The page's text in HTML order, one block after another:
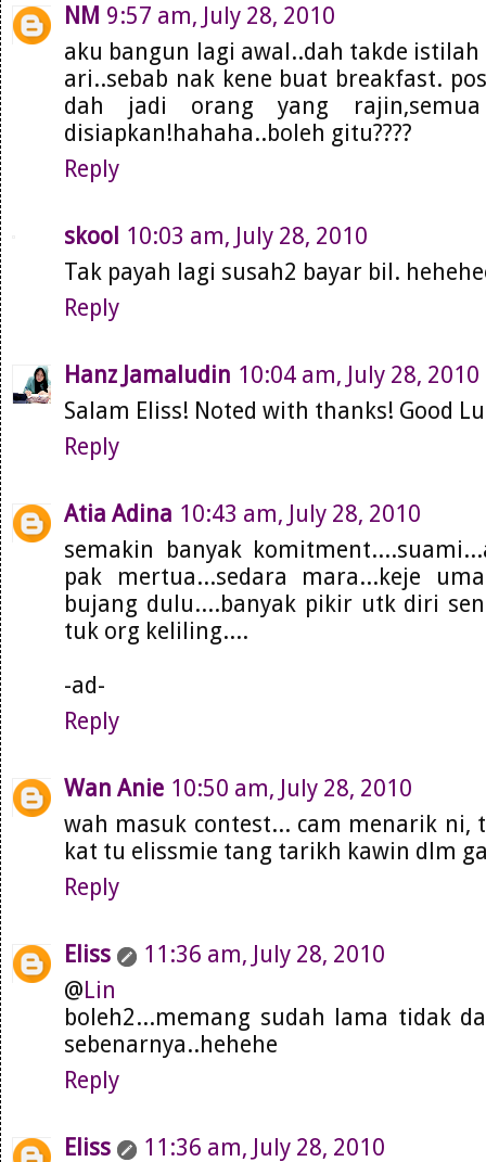
NM 9:57 am, July 28, 2010
aku bangun lagi awal..dah takde
ari..sebab nak kene buat breakfast.
dah jadi orang yang
disiapkan!hahaha..boleh gitu????
Reply
skool 10:03 am, July 28, 2010
Tak payah lagi susah2 bayar bil.
Reply
Hanz Jamaludin 10:04 am, July 28, 2010
Salam Eliss! Noted with thanks! Good
Reply
Atia Adina 10:43 am, July 28, 2010
semakin banyak
pak mertua...sedara mara...keje
bujang dulu....banyak pikir utk diri
tuk org keliling....
-ad-
Reply
Wan Anie 10:50 am, July 28, 2010
wah masuk contest... cam menarik ni,
kat tu elissmie tang tarikh kawin dlm
Reply
Eliss
11:36 am, July 28, 2010
@Lin
boleh2...memang sudah lama tidak
sebenarnya..hehehe
Reply
Eliss
11:36 am, July 28, 2010